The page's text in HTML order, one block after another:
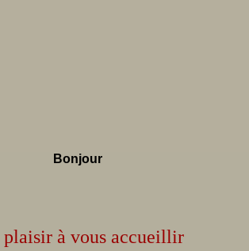
Bonjour
plaisir à vous accueillir